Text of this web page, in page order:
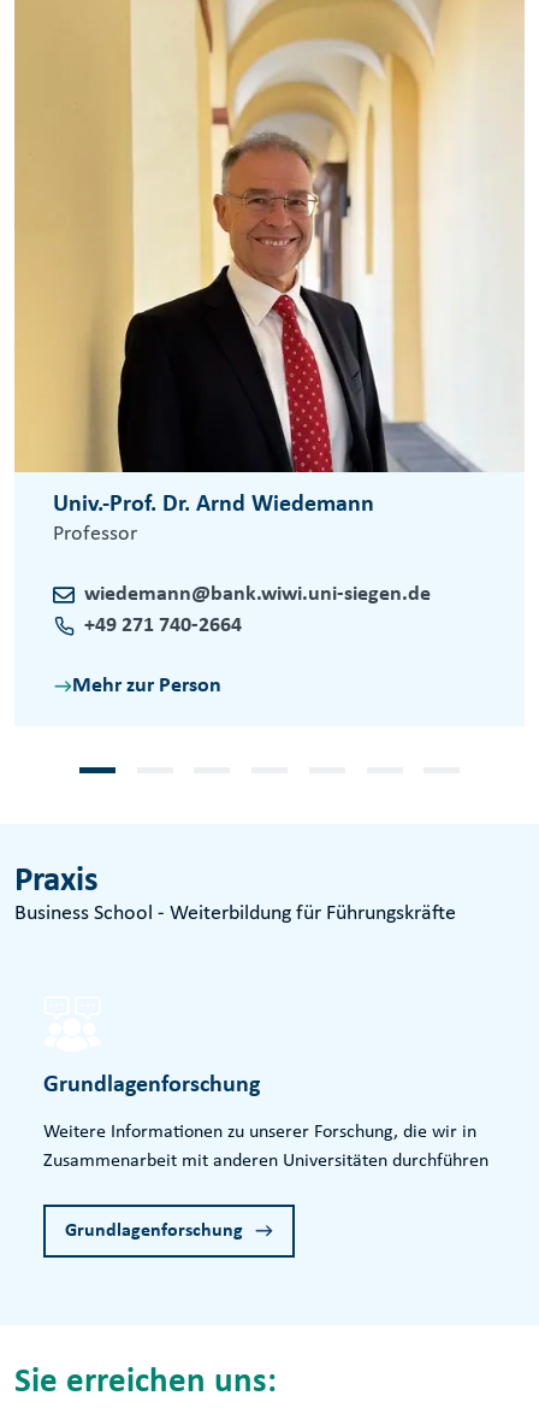
Univ.-Prof. Dr. Arnd Wiedemann
Professor
wiedemann@bank.wiwi.uni-siegen.de
+49 271 740-2664
Mehr zur Person
Praxis
Business School - Weiterbildung für Führungskräfte
Grundlagenforschung
Weitere Informationen zu unserer Forschung, die wir in
Zusammenarbeit mit anderen Universitäten durchführen
Grundlagenforschung
Sie erreichen uns: